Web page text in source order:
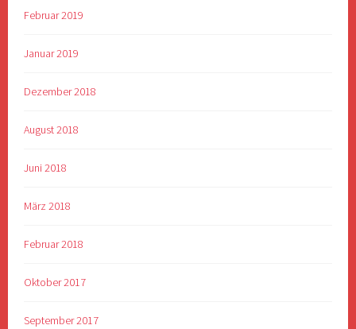
Februar 2019
Januar 2019
Dezember 2018
August 2018
Juni 2018
März 2018
Februar 2018
Oktober 2017
September 2017